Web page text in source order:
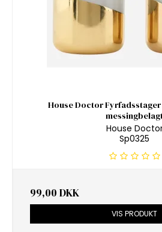
House Doctor
House
Sp0325
99,00 DKK
VIS PRODUKT